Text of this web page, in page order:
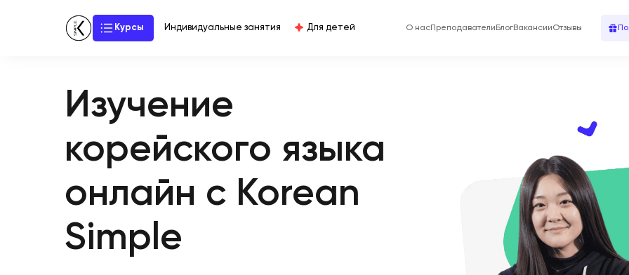
Курсы Индивидуальные занятия Для детей О насПреподаватели БлогВакансииОтзывы
Изучение
корейского языка
онлайн с Korean
Simple